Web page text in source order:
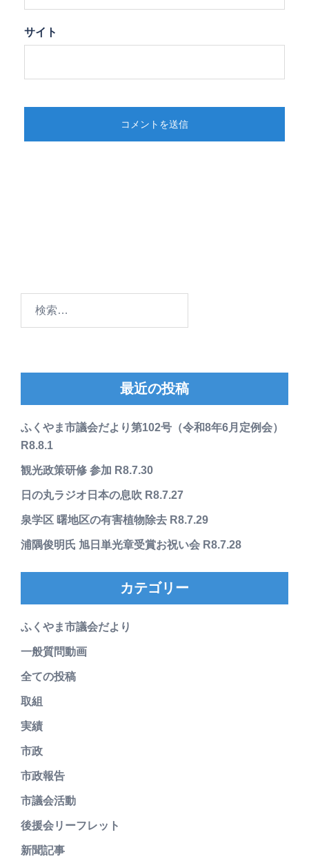
サイト
最近の投稿
ふくやま市議会だより第102号（令和8年6月定例会）
R8.8.1
観光政策研修 参加 R8.7.30
日の丸ラジオ日本の息吹 R8.7.27
泉学区 曙地区の有害植物除去 R8.7.29
浦隅俊明氏 旭日単光章受賞お祝い会 R8.7.28
カテゴリー
ふくやま市議会だより
一般質問動画
全ての投稿
取組
実績
市政
市政報告
市議会活動
後援会リーフレット
新聞記事